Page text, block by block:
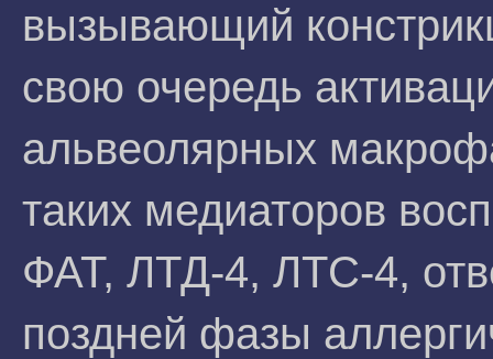
вызывающий
свою очередь
альвеолярных
таких медиаторов
ФАТ, ЛТД-4, ЛТС-4,
поздней фазы